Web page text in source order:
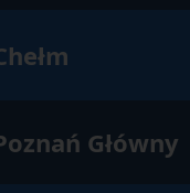
Główny